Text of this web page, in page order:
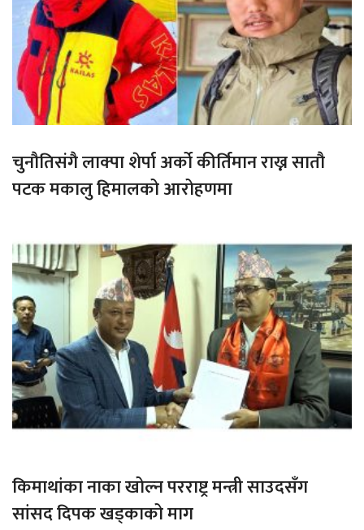
चुनौतिसंगै लाक्पा शेर्पा अर्को कीर्तिमान राख्न सातौ
पटक मकालु हिमालको आरोहणमा
किमाथांका नाका खोल्न परराष्ट्र मन्त्री साउदसँग
सांसद दिपक खड्काको माग